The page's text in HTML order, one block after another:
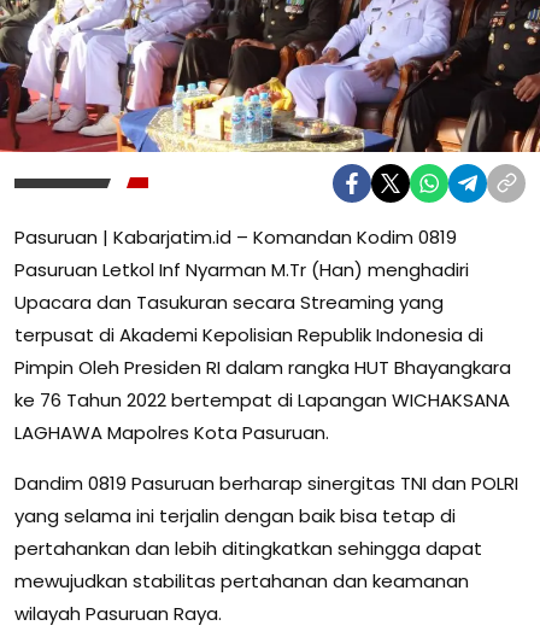
Pasuruan | Kabarjatim.id – Komandan Kodim 0819
Pasuruan Letkol Inf Nyarman M.Tr (Han) menghadiri
Upacara dan Tasukuran secara Streaming yang
terpusat di Akademi Kepolisian Republik Indonesia di
Pimpin Oleh Presiden RI dalam rangka HUT Bhayangkara
ke 76 Tahun 2022 bertempat di Lapangan WICHAKSANA
LAGHAWA Mapolres Kota Pasuruan.
Dandim 0819 Pasuruan berharap sinergitas TNI dan POLRI
yang selama ini terjalin dengan baik bisa tetap di
pertahankan dan lebih ditingkatkan sehingga dapat
mewujudkan stabilitas pertahanan dan keamanan
wilayah Pasuruan Raya.